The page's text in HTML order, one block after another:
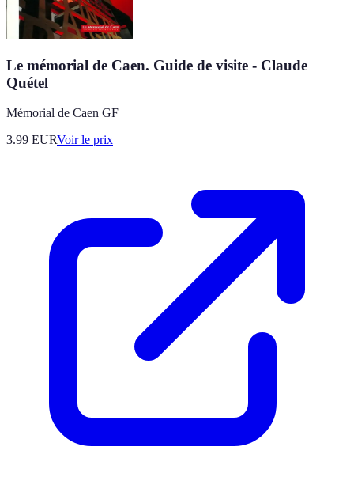
Le mémorial de Caen. Guide de visite - Claude
Quétel
Mémorial de Caen GF
3.99 EURVoir le prix